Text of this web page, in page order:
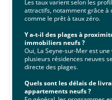
Les taux varient selon les
attractifs, notamment grâce à
comme le prêt à taux zéro.
Y a-t-il des plages à
immobiliers neufs ?
Oui, La Seyne-sur-Mer est
plusieurs résidences neuves
directe des plages.
Quels sont les délais de
appartements neufs ?